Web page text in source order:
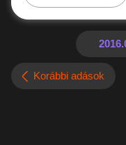
Korábbi adások